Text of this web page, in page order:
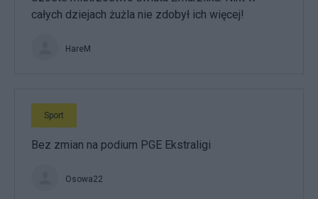
całych dziejach żużla nie zdobył ich więcej!
HareM
Sport
Bez zmian na podium PGE Ekstraligi
Osowa22